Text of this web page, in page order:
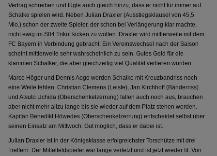
Vertrag schreiben und fügte auch gleich hinzu, dass er nicht für immer auf
Schalke spielen wird. Neben Julian Draxler (Ausstiegsklausel von 45,5
Mio.) schon der zweite Spieler, der schon bei Verlängerung klar machte,
nicht ewig im S04 Trikot kicken zu wollen. Draxler wird mittlerweile mit dem
FC Bayern in Verbindung gebracht. Ein Vereinswechsel nach der Saison
scheint mittlerweile sehr wahrscheinlich zu sein. Gutes Geld für die
klammen Schalker, die aber gleichzeitig viel Qualität verlieren würden.
Marco Höger und Dennis Aogo werden Schalke mit Kreuzbandriss noch
eine Weile fehlen. Christian Clemens (Leiste), Jan Kirchhoff (Bänderriss)
und Atsuto Uchida (Oberschenkelzerrung) fallen auch noch aus, brauchen
aber nicht mehr allzu lange bis sie wieder auf dem Platz stehen werden.
Kapitän Benedikt Höwedes (Oberschenkelzerrung) entscheidet selbst über
seinen Einsatz am Mittwoch. Gut möglich, dass er dabei ist.
Julian Draxler ist in der Königsklasse erfolgreichster Torschütze mit drei
Treffern. Der Mittelfeldspieler war lange verletzt und ist jetzt wieder fit. Von